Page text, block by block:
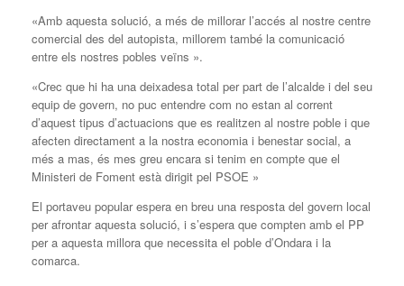
«Amb aquesta solució, a més de millorar l’accés al nostre centre
comercial des del autopista, millorem també la comunicació
entre els nostres pobles veïns ».
«Crec que hi ha una deixadesa total per part de l’alcalde i del seu
equip de govern, no puc entendre com no estan al corrent
d’aquest tipus d’actuacions que es realitzen al nostre poble i que
afecten directament a la nostra economia i benestar social, a
més a mas, és mes greu encara si tenim en compte que el
Ministeri de Foment està dirigit pel PSOE »
El portaveu popular espera en breu una resposta del govern local
per afrontar aquesta solució, i s’espera que compten amb el PP
per a aquesta millora que necessita el poble d’Ondara i la
comarca.